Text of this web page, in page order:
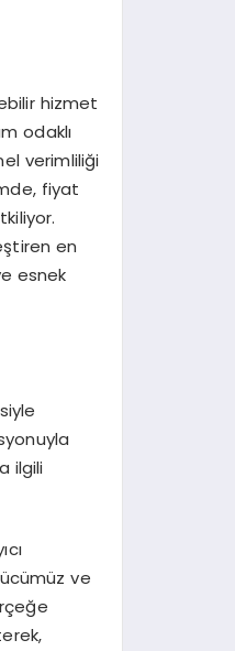
hizmet
odaklı
verimliliği
fiyat
en
esnek
ilgili
ve